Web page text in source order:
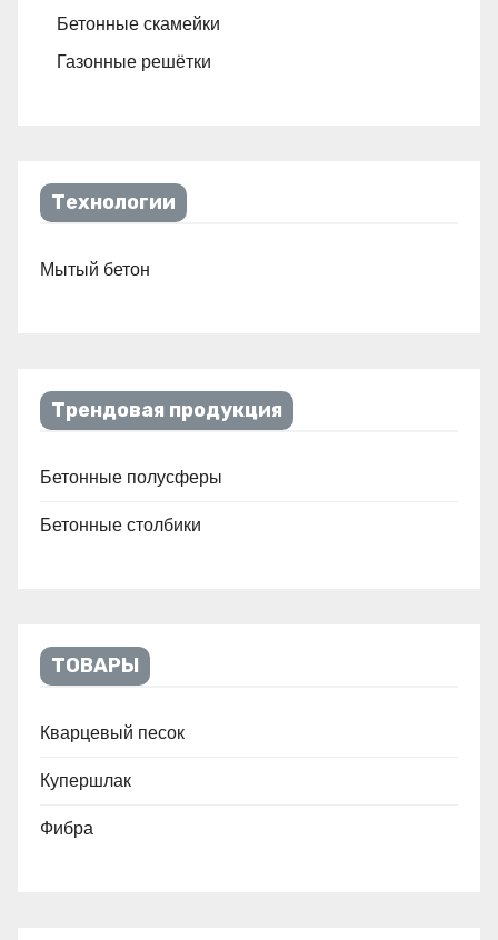
Бетонные скамейки
Газонные решётки
Технологии
Мытый бетон
Трендовая продукция
Бетонные полусферы
Бетонные столбики
ТОВАРЫ
Кварцевый песок
Купершлак
Фибра